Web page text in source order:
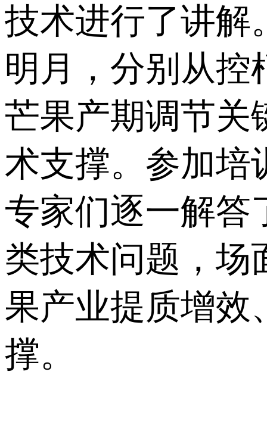
技术进行了讲解
明月，分别从控
芒果产期调节关
术支撑。参加培
专家们逐一解答
类技术问题，场
果产业提质增效
撑。